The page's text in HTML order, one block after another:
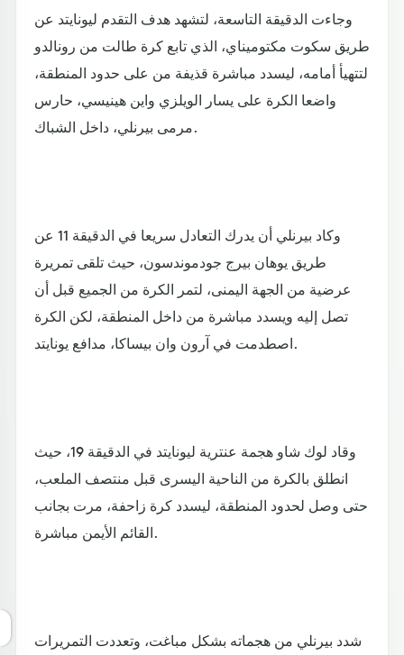
وجاءت الدقيقة التاسعة، لتشهد هدف التقدم ليونايتد عن
طريق سكوت مكتوميناي، الذي تابع كرة طالت من رونالدو
لتتهيأ أمامه، ليسدد مباشرة قذيفة من على حدود المنطقة،
واضعا الكرة على يسار الويلزي واين هينيسي، حارس
مرمى بيرنلي، داخل الشباك.
وكاد بيرنلي أن يدرك التعادل سريعا في الدقيقة 11 عن
طريق يوهان بيرج جودموندسون، حيث تلقى تمريرة
عرضية من الجهة اليمنى، لتمر الكرة من الجميع قبل أن
تصل إليه ويسدد مباشرة من داخل المنطقة، لكن الكرة
اصطدمت في آرون وان بيساكا، مدافع يونايتد.
وقاد لوك شاو هجمة عنترية ليونايتد في الدقيقة 19، حيث
انطلق بالكرة من الناحية اليسرى قبل منتصف الملعب،
حتى وصل لحدود المنطقة، ليسدد كرة زاحفة، مرت بجانب
القائم الأيمن مباشرة.
شدد بيرنلي من هجماته بشكل مباغت، وتعددت التمريرات